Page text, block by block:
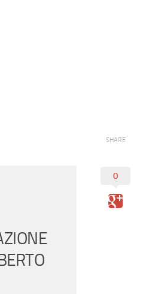
SHARE
0